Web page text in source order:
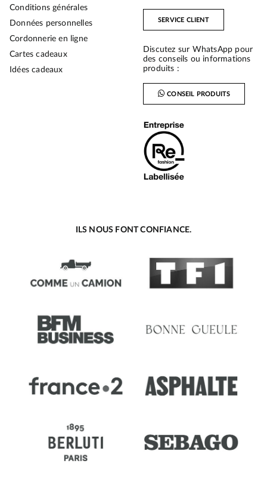
Conditions générales
Données personnelles
Cordonnerie en ligne
Cartes cadeaux
Idées cadeaux
SERVICE CLIENT
Discutez sur WhatsApp pour
des conseils ou informations
produits :
CONSEIL PRODUITS
ILS NOUS FONT CONFIANCE.